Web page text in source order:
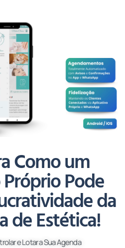
Como um
Pode
da
de Estética!
e Lotar a Sua Agenda